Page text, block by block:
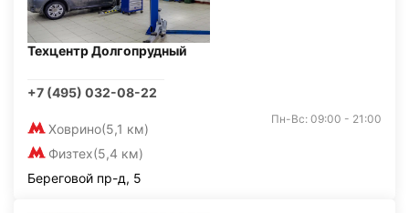
Техцентр Долгопрудный
+7 (495) 032-08-22
Ховрино(5,1 км)
Физтех(5,4 км)
Пн-Вс: 09:00 - 21:00
Береговой пр-д, 5